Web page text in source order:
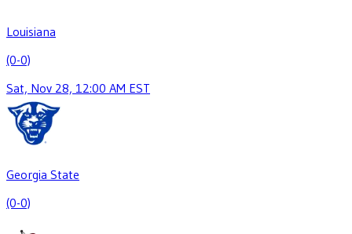
Louisiana
(0-0)
Sat, Nov 28, 12:00 AM EST
Georgia State
(0-0)